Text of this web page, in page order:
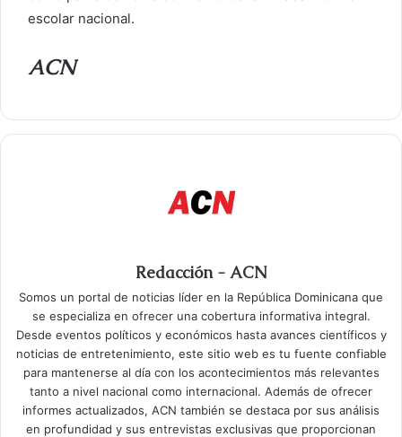
escolar nacional.
ACN
Redacción - ACN
Somos un portal de noticias líder en la República Dominicana que
se especializa en ofrecer una cobertura informativa integral.
Desde eventos políticos y económicos hasta avances científicos y
noticias de entretenimiento, este sitio web es tu fuente confiable
para mantenerse al día con los acontecimientos más relevantes
tanto a nivel nacional como internacional. Además de ofrecer
informes actualizados, ACN también se destaca por sus análisis
en profundidad y sus entrevistas exclusivas que proporcionan